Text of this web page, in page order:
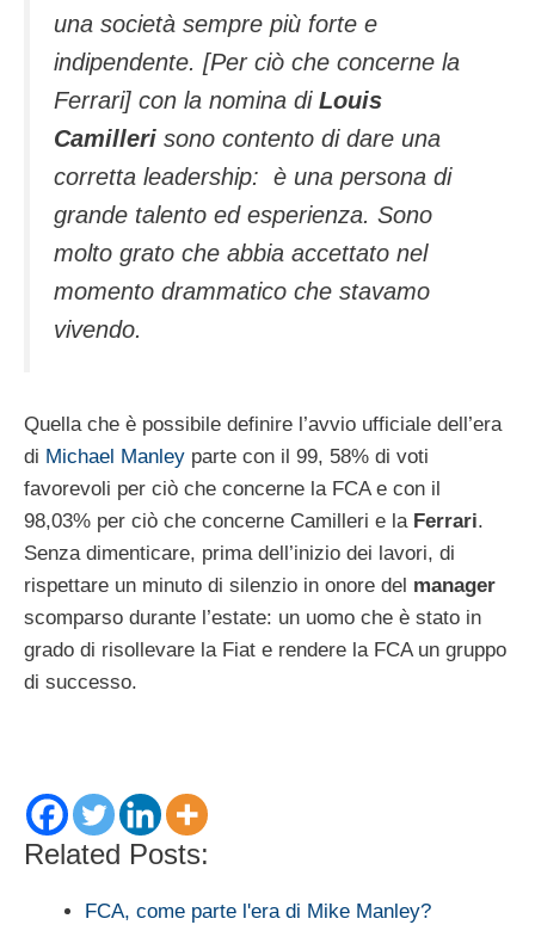
una società sempre più forte e
indipendente. [Per ciò che concerne la
Ferrari] con la nomina di Louis
Camilleri sono contento di dare una
corretta leadership: è una persona di
grande talento ed esperienza. Sono
molto grato che abbia accettato nel
momento drammatico che stavamo
vivendo.
Quella che è possibile definire l’avvio ufficiale dell’era
di Michael Manley parte con il 99, 58% di voti
favorevoli per ciò che concerne la FCA e con il
98,03% per ciò che concerne Camilleri e la Ferrari.
Senza dimenticare, prima dell’inizio dei lavori, di
rispettare un minuto di silenzio in onore del manager
scomparso durante l’estate: un uomo che è stato in
grado di risollevare la Fiat e rendere la FCA un gruppo
di successo.
Related Posts:
FCA, come parte l'era di Mike Manley?